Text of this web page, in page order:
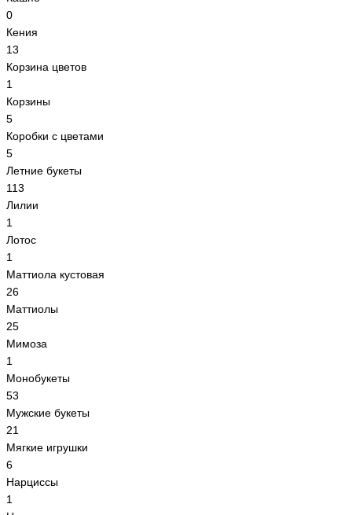
0
Кения
13
Корзина цветов
1
Корзины
5
Коробки с цветами
5
Летние букеты
113
Лилии
1
Лотос
1
Маттиола кустовая
26
Маттиолы
25
Мимоза
1
Монобукеты
53
Мужские букеты
21
Мягкие игрушки
6
Нарциссы
1